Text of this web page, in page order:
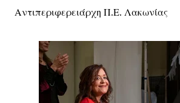
Αντιπεριφερειάρχη Π.Ε. Λακωνίας